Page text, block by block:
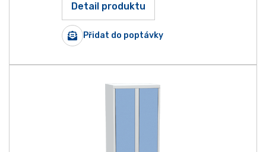
Detail produktu
Přidat do poptávky